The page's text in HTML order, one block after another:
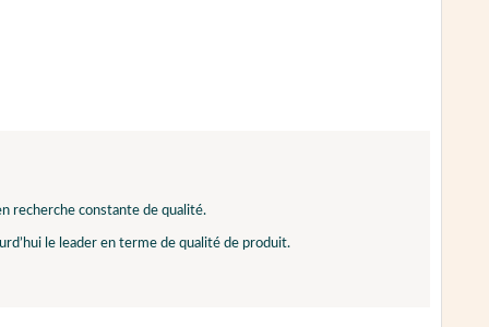
recherche constante de qualité.
le leader en terme de qualité de produit.